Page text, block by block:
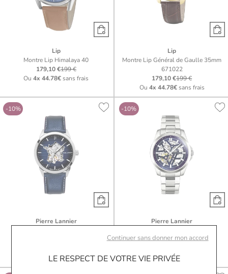
Continuer sans donner mon accord
LE RESPECT DE VOTRE VIE PRIVÉE
Lip
Montre Lip Himalaya 40
179,10 €199 €
Ou4x 44.78€sans frais
Lip
Montre Lip Général de Gaulle 35mm
671022
179,10 €199 €
Ou 4x 44.78€sans frais
-10%
Pierre Lannier
60.53€sans frais
-10%
Pierre Lannier
304G161
Ou4x49.28€sans frais